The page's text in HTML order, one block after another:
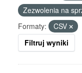
Zezwolenia na
Formaty:
CSV
Filtruj wyniki